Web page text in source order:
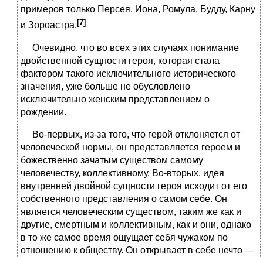
примеров только Персея, Иона, Ромула, Будду, Карну
и Зороастра.[7]
Очевидно, что во всех этих случаях понимание
двойственной сущности героя, которая стала
фактором такого исключительного исторического
значения, уже больше не обусловлено
исключительно женским представлением о
рождении.
Во-первых, из-за того, что герой отклоняется от
человеческой нормы, он представляется героем и
божественно зачатым существом самому
человечеству, коллективному. Во-вторых, идея
внутренней двойной сущности героя исходит от его
собственного представления о самом себе. Он
является человеческим существом, таким же как и
другие, смертным и коллективным, как и они, однако
в то же самое время ощущает себя чужаком по
отношению к обществу. Он открывает в себе нечто —